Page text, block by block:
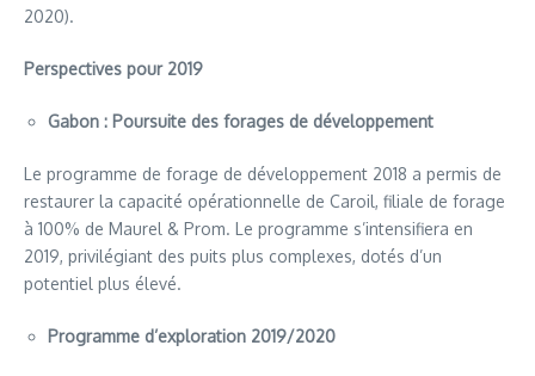
2020).
Perspectives pour 2019
Gabon : Poursuite des forages de développement
Le programme de forage de développement 2018 a permis de
restaurer la capacité opérationnelle de Caroil, filiale de forage
à 100% de Maurel & Prom. Le programme s’intensifiera en
2019, privilégiant des puits plus complexes, dotés d’un
potentiel plus élevé.
Programme d’exploration 2019/2020